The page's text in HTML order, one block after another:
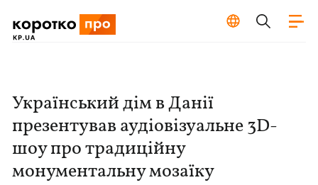
Український дім в Данії
презентував аудіовізуальне 3D-
шоу про традиційну
монументальну мозаїку